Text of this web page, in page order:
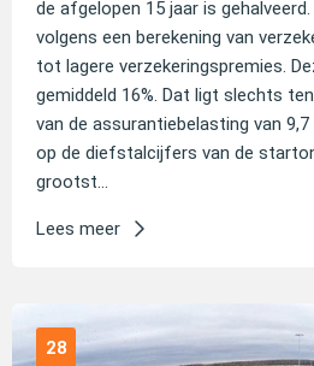
de afgelopen 15 jaar is
volgens een berekening van
tot lagere verzekeringspremies.
gemiddeld 16%. Dat ligt slechts
van de assurantiebelasting van
op de diefstalcijfers van de
grootst...
Lees meer
28